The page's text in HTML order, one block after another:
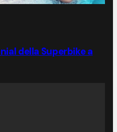
della Superbike a